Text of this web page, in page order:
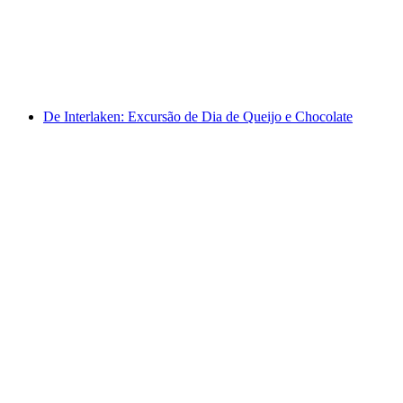
De Interlaken: Excursão de Dia de Queijo e Chocolate